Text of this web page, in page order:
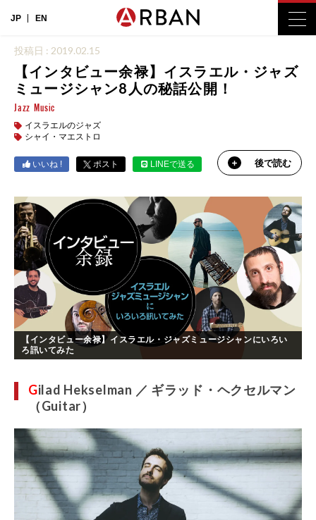
JP EN
投稿日 : 2019.02.15
【インタビュー余禄】イスラエル・ジャズ
ミュージシャン8人の秘話公開！
Jazz Music
イスラエルのジャズ
シャイ・マエストロ
いいね ! ポスト LINEで送る 後で読む
【インタビュー余禄】イスラエル・ジャズミュージシャンにいろい
ろ訊いてみた
Gilad Hekselman ／ ギラッド・ヘクセルマン
（Guitar）